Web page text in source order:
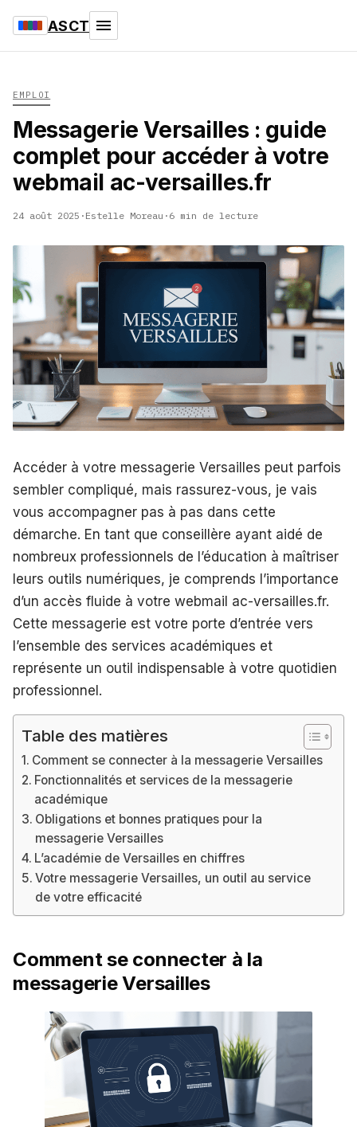
ASCT
EMPLOI
Messagerie Versailles : guide
complet pour accéder à votre
webmail ac-versailles.fr
24 août 2025 · Estelle Moreau · 6 min de lecture
Accéder à votre messagerie Versailles peut parfois
sembler compliqué, mais rassurez-vous, je vais
vous accompagner pas à pas dans cette
démarche. En tant que conseillère ayant aidé de
nombreux professionnels de l’éducation à maîtriser
leurs outils numériques, je comprends l’importance
d’un accès fluide à votre webmail ac-versailles.fr.
Cette messagerie est votre porte d’entrée vers
l’ensemble des services académiques et
représente un outil indispensable à votre quotidien
professionnel.
Table des matières
Comment se connecter à la messagerie Versailles
Fonctionnalités et services de la messagerie
académique
Obligations et bonnes pratiques pour la
messagerie Versailles
L’académie de Versailles en chiffres
Votre messagerie Versailles, un outil au service
de votre efficacité
Comment se connecter à la
messagerie Versailles